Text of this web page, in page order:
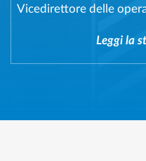
Vicedirettore delle
Leggi la